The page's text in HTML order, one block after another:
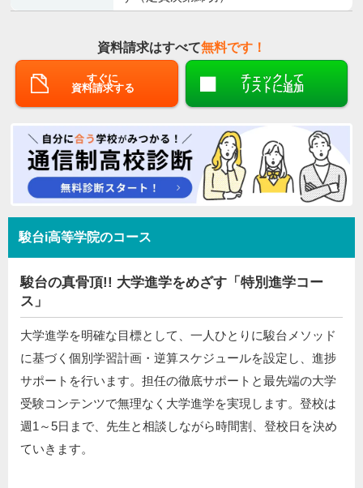
資料請求はすべて無料です！
すぐに
資料請求する
チェックして
リストに追加
駿台i高等学院のコース
駿台の真骨頂!! 大学進学をめざす「特別進学コー
ス」
大学進学を明確な目標として、一人ひとりに駿台メソッド
に基づく個別学習計画・逆算スケジュールを設定し、進捗
サポートを行います。担任の徹底サポートと最先端の大学
受験コンテンツで無理なく大学進学を実現します。登校は
週1～5日まで、先生と相談しながら時間割、登校日を決め
ていきます。